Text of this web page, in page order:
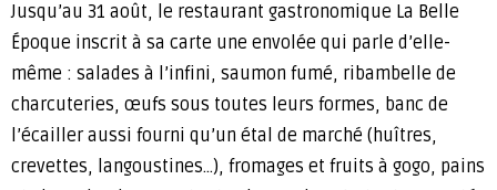
Jusqu’au 31 août, le restaurant gastronomique La Belle
Époque inscrit à sa carte une envolée qui parle d’elle-
même : salades à l’infini, saumon fumé, ribambelle de
charcuteries, œufs sous toutes leurs formes, banc de
l’écailler aussi fourni qu’un étal de marché (huîtres,
crevettes, langoustines…), fromages et fruits à gogo, pains